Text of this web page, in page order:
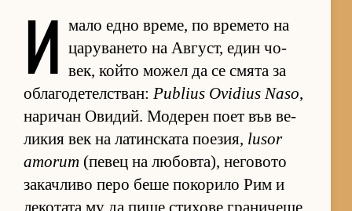
И мало едно вре­ме, по вре­мето на
ца­ру­ва­нето на Ав­густ, един чо­
век, който мо­жел да се смята за
об­ла­го­де­тел­с­т­ван: Publius Ovidius Naso,
на­ри­чан Ови­дий. Мо­де­рен поет във ве­
ли­кия век на ла­тин­с­ката по­е­зия, lusor
amorum (пе­вец на лю­бов­та), не­го­вото
за­кач­ливо перо беше по­ко­рило Рим и
ле­ко­тата му да пише сти­хове гра­ни­чеше